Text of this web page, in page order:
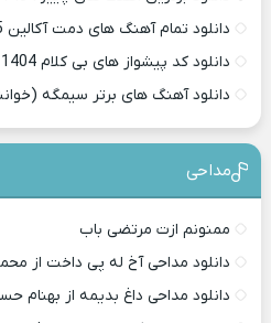
دانلود تمام آهنگ های دمت آکالین 2025
دانلود کد پیشواز های بی کلام 1404
دانلود آهنگ های برتر سیمگه (خواننده
مداحی
ممنونم ازت مرتضی باب
دانلود مداحی آخ له پی داخت از
دانلود مداحی داغ بدیمه از بهنام